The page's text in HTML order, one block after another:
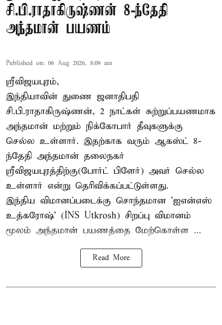
சி.பி.ராதாகிருஷ்ணன் 8-ந்தேதி
அந்தமான் பயணம்
Published on: 06 Aug 2026, 8:09 am
ஸ்ரீவிஜயபுரம்,
இந்தியாவின் துணை ஜனாதிபதி
சி.பி.ராதாகிருஷ்ணன், 2 நாட்கள் சுற்றுப்பயணமாக
அந்தமான் மற்றும் நிக்கோபார் தீவுகளுக்கு
செல்ல உள்ளார். இதற்காக வரும் ஆகஸ்ட் 8-
ந்தேதி அந்தமான் தலைநகர்
ஸ்ரீவிஜயபுரத்திற்கு(போர்ட் பிளேர்) அவர் செல்ல
உள்ளார் என்று தெரிவிக்கப்பட்டுள்ளது.
இந்திய விமானப்படைக்கு சொந்தமான 'ஐஎன்எஸ்
உத்கரோஷ்' (INS Utkrosh) சிறப்பு விமானம்
மூலம் அந்தமான் பயணத்தை மேற்கொள்ள ...
Read More